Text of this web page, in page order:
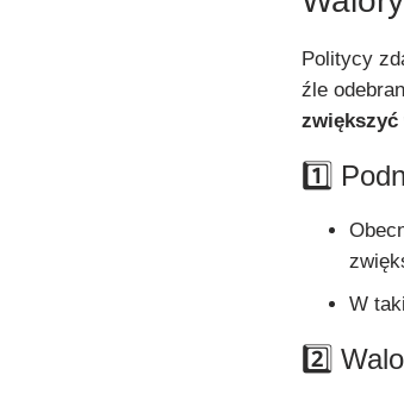
Politycy
źle
zwiększyć
1️⃣
W
2️⃣